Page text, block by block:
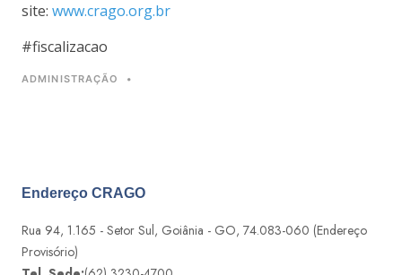
site: www.crago.org.br
#fiscalizacao
ADMINISTRAÇÃO •
Endereço CRAGO
Rua 94, 1.165 - Setor Sul, Goiânia - GO, 74.083-060 (Endereço
Provisório)